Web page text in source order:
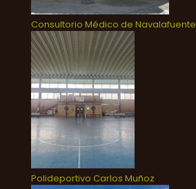
Consultorio Médico de Navalafuente
Polideportivo Carlos Muñoz